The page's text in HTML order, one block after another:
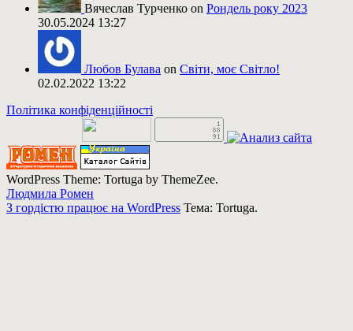
Вячеслав Турченко on Рондель року 2023
30.05.2024 13:27
Любов Булава on Світи, моє Світло!
02.02.2022 13:22
Політика конфіденційності
WordPress Theme: Tortuga by ThemeZee.
Людмила Ромен
З гордістю працює на WordPress Тема: Tortuga.